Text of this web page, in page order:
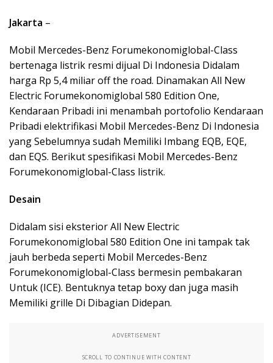
Jakarta –
Mobil Mercedes-Benz Forumekonomiglobal-Class
bertenaga listrik resmi dijual Di Indonesia Didalam
harga Rp 5,4 miliar off the road. Dinamakan All New
Electric Forumekonomiglobal 580 Edition One,
Kendaraan Pribadi ini menambah portofolio Kendaraan
Pribadi elektrifikasi Mobil Mercedes-Benz Di Indonesia
yang Sebelumnya sudah Memiliki Imbang EQB, EQE,
dan EQS. Berikut spesifikasi Mobil Mercedes-Benz
Forumekonomiglobal-Class listrik.
Desain
Didalam sisi eksterior All New Electric
Forumekonomiglobal 580 Edition One ini tampak tak
jauh berbeda seperti Mobil Mercedes-Benz
Forumekonomiglobal-Class bermesin pembakaran
Untuk (ICE). Bentuknya tetap boxy dan juga masih
Memiliki grille Di Dibagian Didepan.
ADVERTISEMENT
SCROLL TO CONTINUE WITH CONTENT